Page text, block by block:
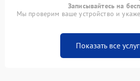
Записывайтесь на
Мы проверим ваше устройство и
Показать все